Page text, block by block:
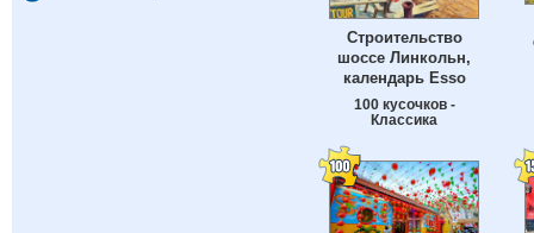
Строительство
шоссе Линкольн,
календарь Esso
100 кусочков -
Классика